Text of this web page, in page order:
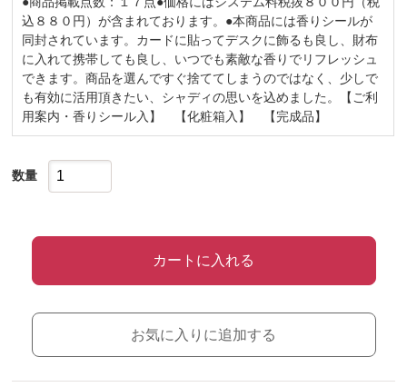
込８８０円）が含まれております。●本商品には香りシールが
同封されています。カードに貼ってデスクに飾るも良し、財布
に入れて携帯しても良し、いつでも素敵な香りでリフレッシュ
できます。商品を選んですぐ捨ててしまうのではなく、少しで
も有効に活用頂きたい、シャディの思いを込めました。【ご利
用案内・香りシール入】 【化粧箱入】 【完成品】
数量
カートに入れる
お気に入りに追加する